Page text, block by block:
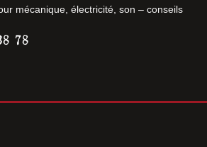
mécanique, électricité, son – conseils